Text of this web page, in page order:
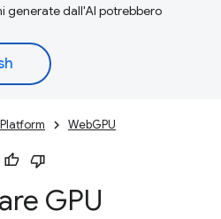
generate dall'AI potrebbero
WebGPU
GPU